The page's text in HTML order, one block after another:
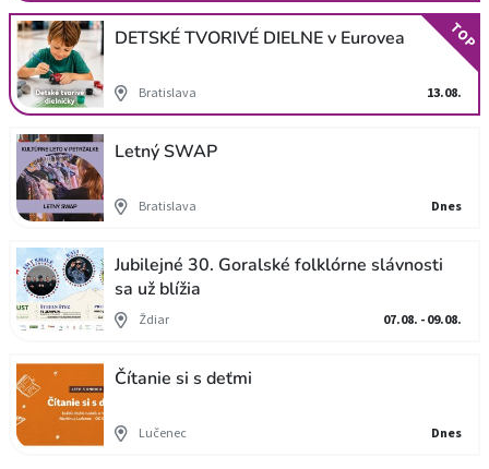
DETSKÉ TVORIVÉ DIELNE v Eurovea
Bratislava 13.08.
TOP
Letný SWAP
Bratislava Dnes
Jubilejné 30. Goralské folklórne slávnosti
sa už blížia
Ždiar 07.08. - 09.08.
Čítanie si s deťmi
Lučenec Dnes